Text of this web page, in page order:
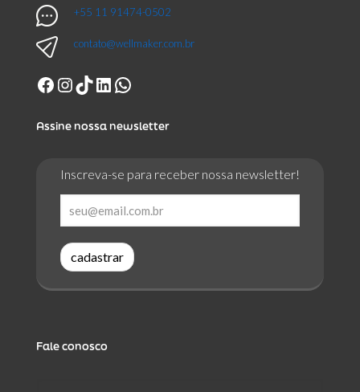
+55 11 91474-0502
contato@wellmaker.com.br
Facebook
Instagram
TikTok
LinkedIn
WhatsApp
Assine nossa newsletter
Inscreva-se para receber nossa newsletter!
cadastrar
Fale conosco